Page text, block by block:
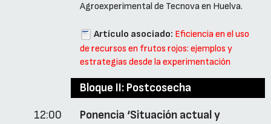
Agroexperimental de Tecnova en Huelva.
Artículo asociado: Eficiencia en el uso
de recursos en frutos rojos: ejemplos y
estrategias desde la experimentación
Bloque II: Postcosecha
12:00
Ponencia ‘Situación actual y